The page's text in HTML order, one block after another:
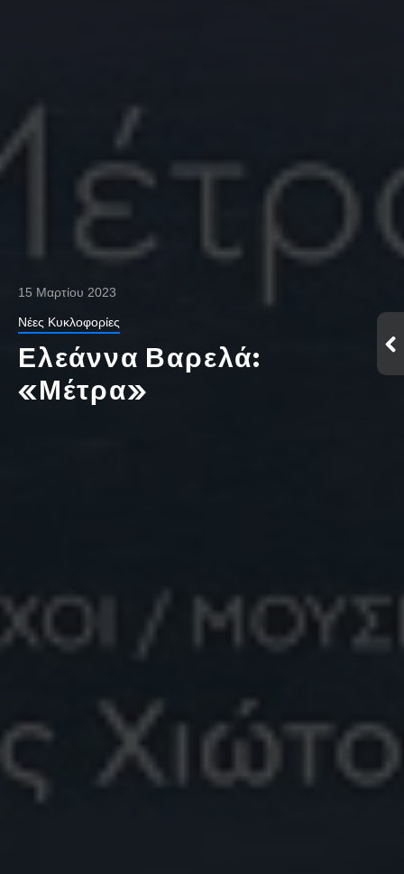
15 Μαρτίου 2023
Νέες Κυκλοφορίες
Ελεάννα Βαρελά:
«Μέτρα»